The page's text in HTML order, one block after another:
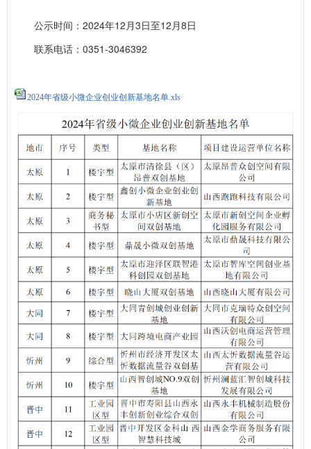
公示时间：2024年12月3日至12月8日
联系电话：0351-3046392
2024年省级小微企业创业创新基地名单.xls